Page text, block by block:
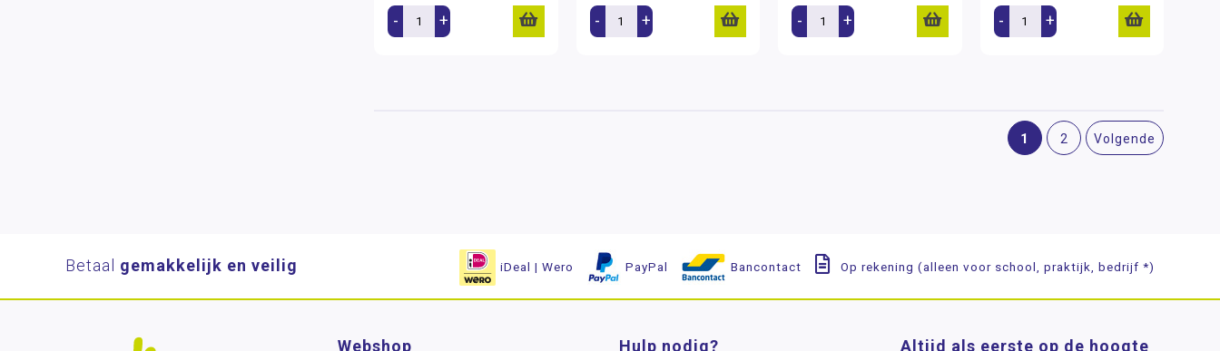
- + - + - + - +
1 2 Volgende
Betaal gemakkelijk en veilig iDeal | Wero PayPal Bancontact Op rekening (alleen voor school, praktijk, bedrijf *)
Webshop Hulp nodig? Altijd als eerste op de hoogte